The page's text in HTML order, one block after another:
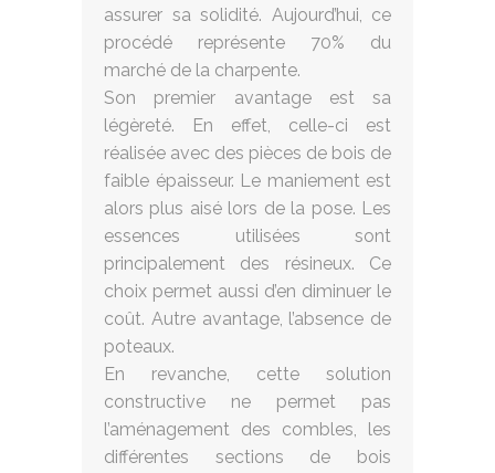
assurer sa solidité. Aujourd’hui, ce
procédé représente 70% du
marché de la charpente.
Son premier avantage est sa
légèreté. En effet, celle-ci est
réalisée avec des pièces de bois de
faible épaisseur. Le maniement est
alors plus aisé lors de la pose. Les
essences utilisées sont
principalement des résineux. Ce
choix permet aussi d’en diminuer le
coût. Autre avantage, l’absence de
poteaux.
En revanche, cette solution
constructive ne permet pas
l’aménagement des combles, les
différentes sections de bois